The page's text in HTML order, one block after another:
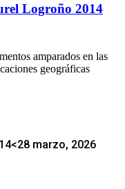
Logroño 2014
amparados en las
geográficas
<28 marzo, 2026